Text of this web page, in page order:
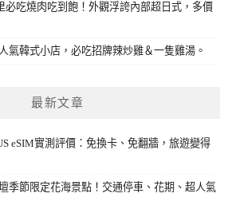
必吃燒肉吃到飽！外觀浮誇內部超日式，多價
氣韓式小店，必吃招牌辣炒雞＆一隻雞湯。
最新文章
eSIM實測評價：免換卡、免翻牆，旅遊變得
季節限定花海景點！交通停車、花期、超人氣